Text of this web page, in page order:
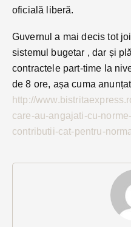
oficială liberă.
Guvernul a mai decis tot
sistemul bugetar , dar și
contractele part-time la
de 8 ore, așa cuma
http://
care-au-angajati-cu-
contributii-cat-pentru-